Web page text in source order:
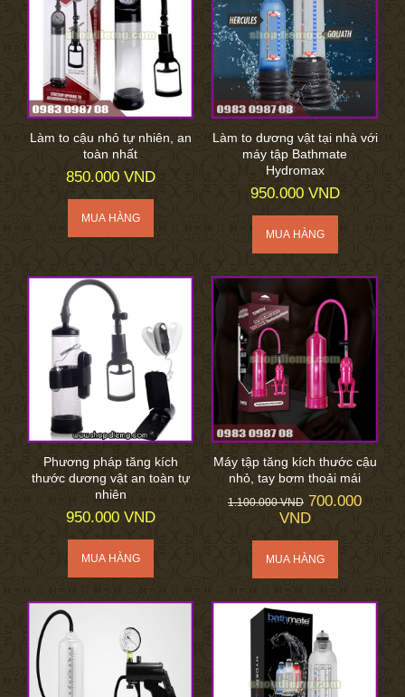
Làm to cậu nhỏ tự nhiên, an
toàn nhất
850.000 VND
Làm to dương vật tại nhà với
máy tập Bathmate
Hydromax
950.000 VND
Phương pháp tăng kích
thước dương vật an toàn tự
nhiên
950.000 VND
Máy tập tăng kích thước cậu
nhỏ, tay bơm thoải mái
1.100.000 VND 700.000
VND